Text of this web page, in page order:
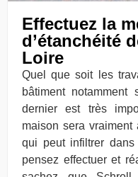
Effectuez la
d’étanchéité
Loire
Quel que soit les
bâtiment
dernier est très
maison sera
qui peut infiltrer
pensez effectuer et